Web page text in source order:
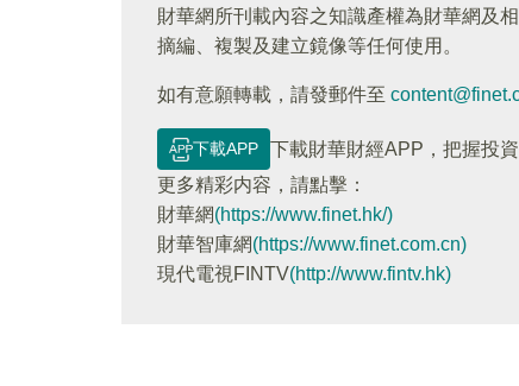
財華網所刊載內容之知識產權為財華網及
摘編、複製及建立鏡像等任何使用。
如有意願轉載，請發郵件至
下載APP
下載財華財經APP，把握投
更多精彩内容，請點擊：
財華網(https://www.finet.hk/)
財華智庫網(https://www.finet.com.cn)
現代電視FINTV(http://www.fintv.hk)